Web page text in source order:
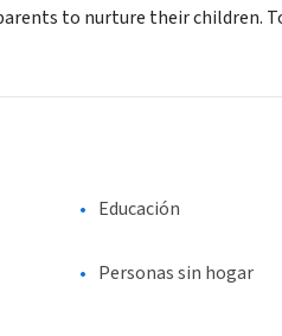
to nurture their children.
Educación
Personas sin hogar